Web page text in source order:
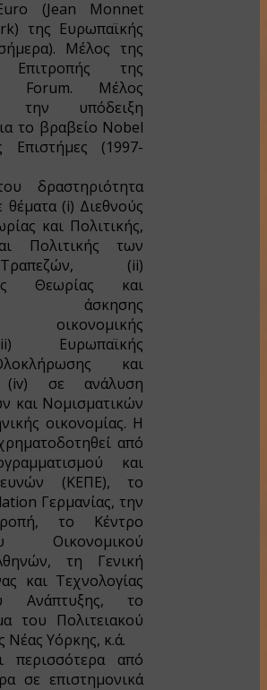
(Jean Monnet
της Ευρωπαϊκής
Μέλος της
Επιτροπής της
Forum. Μέλος
την υπόδειξη
το βραβείο Nobel
Επιστήμες (1997-
δραστηριότητα
θέματα (i) Διεθνούς
και Πολιτικής,
Πολιτικής των
(ii)
Θεωρίας και
άσκησης
οικονομικής
Ευρωπαϊκής
και
(iv) σε ανάλυση
και Νομισματικών
οικονομίας. Η
από
και
(ΚΕΠΕ), το
Γερμανίας, την
το Κέντρο
Οικονομικού
τη Γενική
και Τεχνολογίας
Ανάπτυξης, το
του Πολιτειακού
Νέας Υόρκης, κ.ά.
περισσότερα από
σε επιστημονικά